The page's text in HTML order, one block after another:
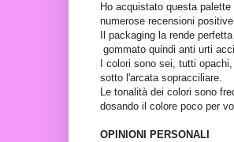
Ho acquistato questa
numerose recensioni
Il packaging la rende
gommato quindi anti urti
I colori sono sei, tutti
sotto l'arcata sopracciliare.
Le tonalità dei colori sono
dosando il colore poco per
OPINIONI PERSONALI